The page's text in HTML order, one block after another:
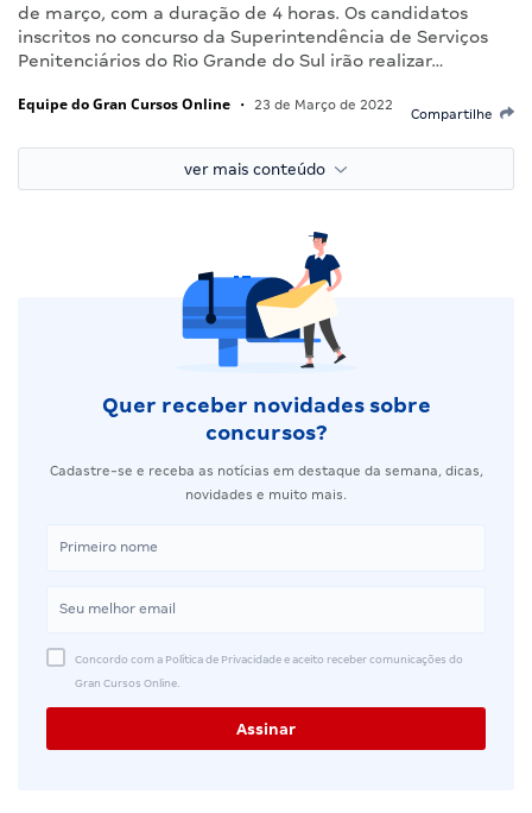
de março, com a duração de 4 horas. Os candidatos
inscritos no concurso da Superintendência de Serviços
Penitenciários do Rio Grande do Sul irão realizar…
Equipe do Gran Cursos Online • 23 de Março de 2022
Compartilhe
ver mais conteúdo
Quer receber novidades sobre
concursos?
Cadastre-se e receba as notícias em destaque da semana, dicas,
novidades e muito mais.
Concordo com a Política de Privacidade e aceito receber comunicações do
Gran Cursos Online.